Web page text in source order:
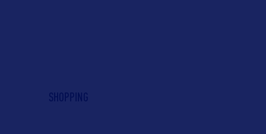
SHOPPING